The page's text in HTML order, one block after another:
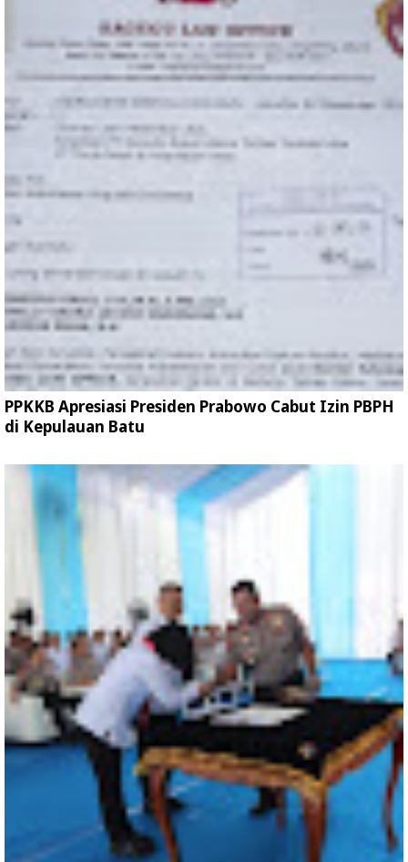
PPKKB Apresiasi Presiden Prabowo Cabut Izin PBPH
di Kepulauan Batu